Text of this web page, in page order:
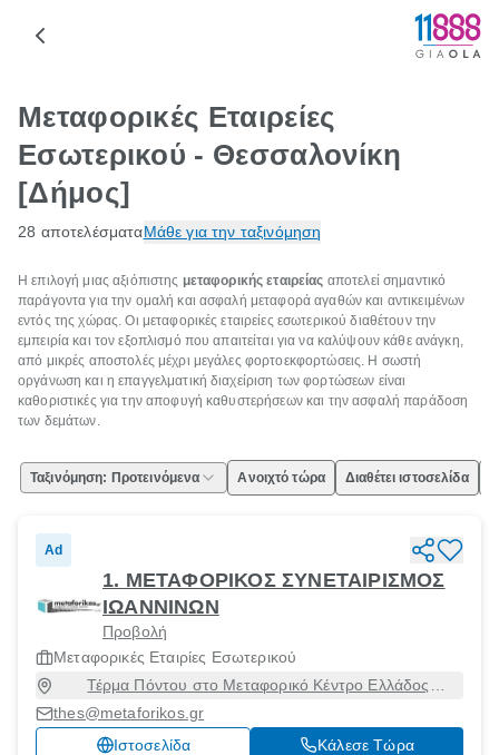
Μεταφορικές Εταιρείες
Εσωτερικού - Θεσσαλονίκη
[Δήμος]
28 αποτελέσματαΜάθε για την ταξινόμηση
Η επιλογή μιας αξιόπιστης μεταφορικής εταιρείας αποτελεί σημαντικό
παράγοντα για την ομαλή και ασφαλή μεταφορά αγαθών και αντικειμένων
εντός της χώρας. Οι μεταφορικές εταιρείες εσωτερικού διαθέτουν την
εμπειρία και τον εξοπλισμό που απαιτείται για να καλύψουν κάθε ανάγκη,
από μικρές αποστολές μέχρι μεγάλες φορτοεκφορτώσεις. Η σωστή
οργάνωση και η επαγγελματική διαχείριση των φορτώσεων είναι
καθοριστικές για την αποφυγή καθυστερήσεων και την ασφαλή παράδοση
των δεμάτων.
Ταξινόμηση: Προτεινόμενα Ανοιχτό τώρα Διαθέτει ιστοσελίδα
Ad
1. ΜΕΤΑΦΟΡΙΚΟΣ ΣΥΝΕΤΑΙΡΙΣΜΟΣ
ΙΩΑΝΝΙΝΩΝ
Προβολή
Μεταφορικές Εταιρίες Εσωτερικού
Τέρμα Πόντου στο Μεταφορικό Κέντρο Ελλάδος
(ΜΕ.ΚΕΛ), Εχεδώρου, Θεσσαλονίκη, 57009
thes@metaforikos.gr
Ιστοσελίδα
Κάλεσε Τώρα